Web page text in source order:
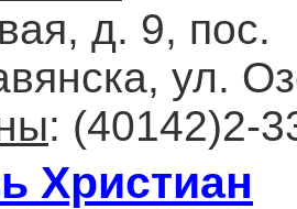
д. 9, пос.
ул.
: (40142)2-
Христиан